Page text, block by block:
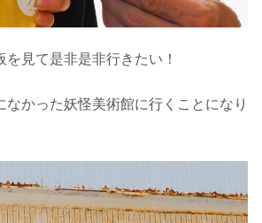
見て是非是非行きたい！
なかった妖怪美術館に行くことになり